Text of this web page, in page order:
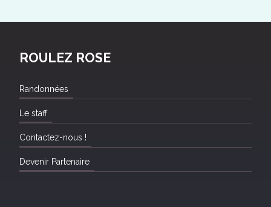
ROULEZ ROSE
Randonnées
Le staff
Contactez-nous !
Devenir Partenaire